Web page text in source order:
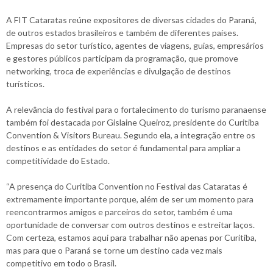
A FIT Cataratas reúne expositores de diversas cidades do Paraná,
de outros estados brasileiros e também de diferentes países.
Empresas do setor turístico, agentes de viagens, guias, empresários
e gestores públicos participam da programação, que promove
networking, troca de experiências e divulgação de destinos
turísticos.
A relevância do festival para o fortalecimento do turismo paranaense
também foi destacada por Gislaine Queiroz, presidente do Curitiba
Convention & Visitors Bureau. Segundo ela, a integração entre os
destinos e as entidades do setor é fundamental para ampliar a
competitividade do Estado.
“A presença do Curitiba Convention no Festival das Cataratas é
extremamente importante porque, além de ser um momento para
reencontrarmos amigos e parceiros do setor, também é uma
oportunidade de conversar com outros destinos e estreitar laços.
Com certeza, estamos aqui para trabalhar não apenas por Curitiba,
mas para que o Paraná se torne um destino cada vez mais
competitivo em todo o Brasil.